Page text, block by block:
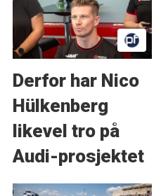
Derfor har Nico
Hülkenberg
likevel tro på
Audi-prosjektet